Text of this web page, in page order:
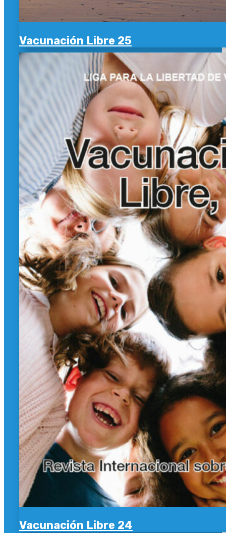
Vacunación Libre 25
Vacunación Libre 24